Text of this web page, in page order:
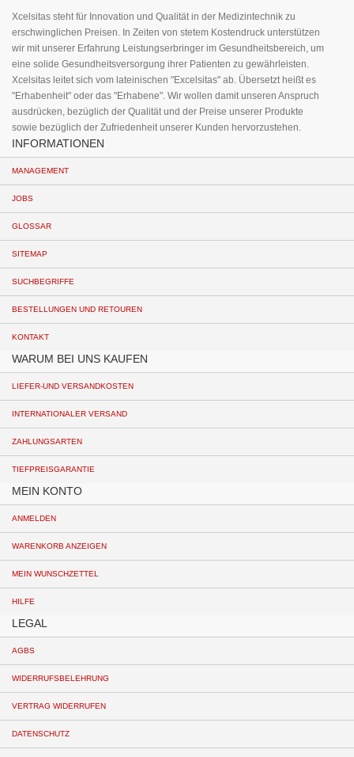
Xcelsitas steht für Innovation und Qualität in der Medizintechnik zu
erschwinglichen Preisen. In Zeiten von stetem Kostendruck unterstützen
wir mit unserer Erfahrung Leistungserbringer im Gesundheitsbereich, um
eine solide Gesundheitsversorgung ihrer Patienten zu gewährleisten.
Xcelsitas leitet sich vom lateinischen "Excelsitas" ab. Übersetzt heißt es
"Erhabenheit" oder das "Erhabene". Wir wollen damit unseren Anspruch
ausdrücken, bezüglich der Qualität und der Preise unserer Produkte
sowie bezüglich der Zufriedenheit unserer Kunden hervorzustehen.
INFORMATIONEN
MANAGEMENT
JOBS
GLOSSAR
SITEMAP
SUCHBEGRIFFE
BESTELLUNGEN UND RETOUREN
KONTAKT
WARUM BEI UNS KAUFEN
LIEFER-UND VERSANDKOSTEN
INTERNATIONALER VERSAND
ZAHLUNGSARTEN
TIEFPREISGARANTIE
MEIN KONTO
ANMELDEN
WARENKORB ANZEIGEN
MEIN WUNSCHZETTEL
HILFE
LEGAL
AGBS
WIDERRUFSBELEHRUNG
VERTRAG WIDERRUFEN
DATENSCHUTZ